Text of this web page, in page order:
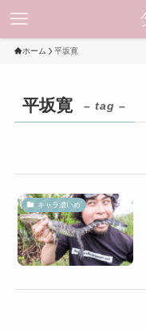
ホーム 平坂寛
平坂寛 – tag –
キャラ濃いめ